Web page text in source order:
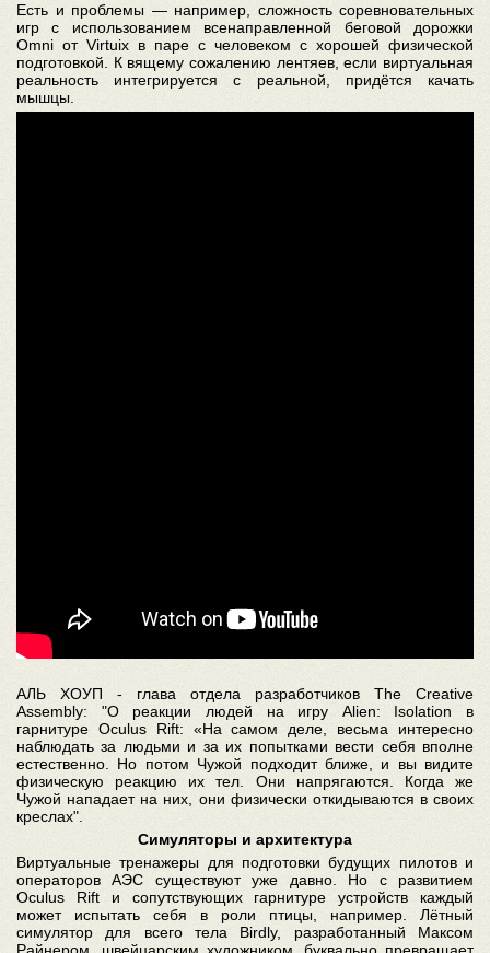
Есть и проблемы — например, сложность соревновательных
игр с использованием всенаправленной беговой дорожки
Omni от Virtuix в паре с человеком с хорошей физической
подготовкой. К вящему сожалению лентяев, если виртуальная
реальность интегрируется с реальной, придётся качать
мышцы.
АЛЬ ХОУП - глава отдела разработчиков The Creative
Assembly: "О реакции людей на игру Alien: Isolation в
гарнитуре Oculus Rift: «На самом деле, весьма интересно
наблюдать за людьми и за их попытками вести себя вполне
естественно. Но потом Чужой подходит ближе, и вы видите
физическую реакцию их тел. Они напрягаются. Когда же
Чужой нападает на них, они физически откидываются в своих
креслах".
Симуляторы и архитектура
Виртуальные тренажеры для подготовки будущих пилотов и
операторов АЭС существуют уже давно. Но с развитием
Oculus Rift и сопутствующих гарнитуре устройств каждый
может испытать себя в роли птицы, например. Лётный
симулятор для всего тела Birdly, разработанный Максом